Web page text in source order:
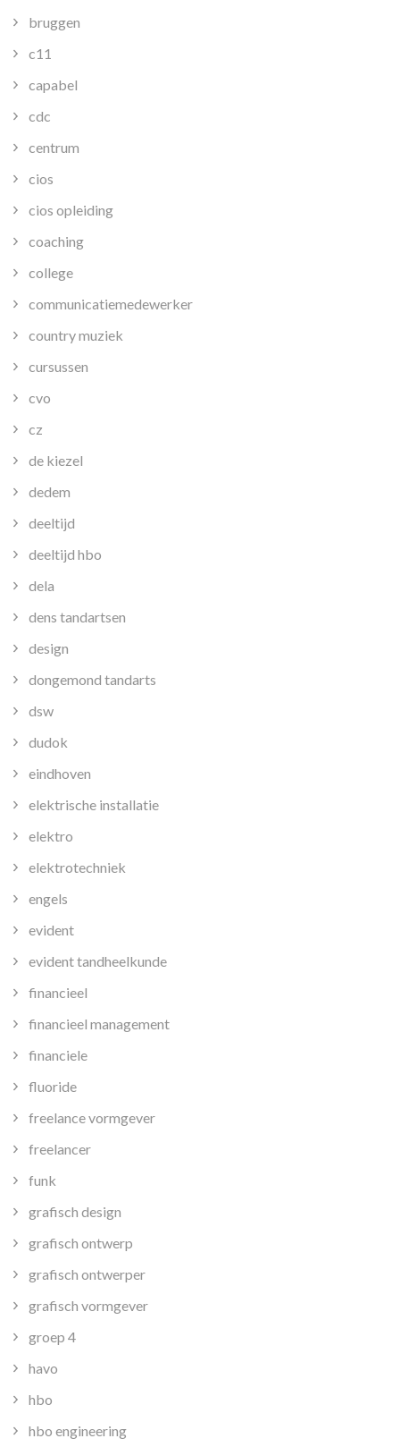
bruggen
c11
capabel
cdc
centrum
cios
cios opleiding
coaching
college
communicatiemedewerker
country muziek
cursussen
cvo
cz
de kiezel
dedem
deeltijd
deeltijd hbo
dela
dens tandartsen
design
dongemond tandarts
dsw
dudok
eindhoven
elektrische installatie
elektro
elektrotechniek
engels
evident
evident tandheelkunde
financieel
financieel management
financiele
fluoride
freelance vormgever
freelancer
funk
grafisch design
grafisch ontwerp
grafisch ontwerper
grafisch vormgever
groep 4
havo
hbo
hbo engineering